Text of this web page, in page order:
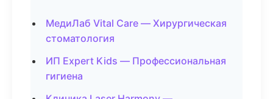
МедиЛаб Vital Care — Хирургическая
стоматология
ИП Expert Kids — Профессиональная
гигиена